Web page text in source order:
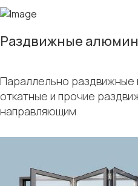
Раздвижные
Параллельно раздвижные
откатные и прочие
направляющим